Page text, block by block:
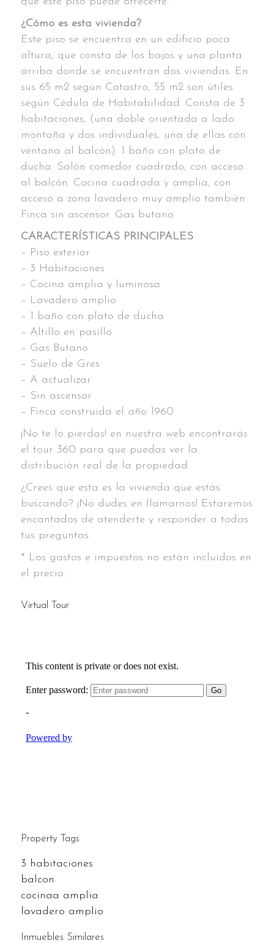
¿Cómo es esta vivienda?
Este piso se encuentra en un edificio poca
altura, que consta de los bajos y una planta
arriba donde se encuentran dos viviendas. En
sus 65 m2 según Catastro, 55 m2 son útiles
según Cédula de Habitabilidad. Consta de 3
habitaciones, (una doble orientada a lado
montaña y dos individuales, una de ellas con
ventana al balcón). 1 baño con plato de
ducha. Salón comedor cuadrado, con acceso
al balcón. Cocina cuadrada y amplia, con
acceso a zona lavadero muy amplio también.
Finca sin ascensor. Gas butano.
CARACTERÍSTICAS PRINCIPALES
– Piso exterior
– 3 Habitaciones
– Cocina amplia y luminosa
– Lavadero amplio
– 1 baño con plato de ducha
– Altillo en pasillo
– Gas Butano
– Suelo de Gres
– A actualizar
– Sin ascensor
– Finca construida el año 1960
¡No te lo pierdas! en nuestra web encontrarás
el tour 360 para que puedas ver la
distribución real de la propiedad.
¿Crees que esta es la vivienda que estás
buscando? ¡No dudes en llamarnos! Estaremos
encantados de atenderte y responder a todas
tus preguntas.
* Los gastos e impuestos no están incluidos en
el precio.
Virtual Tour
Property Tags
3 habitaciones
balcon
cocinaa amplia
lavadero amplio
Inmuebles Similares